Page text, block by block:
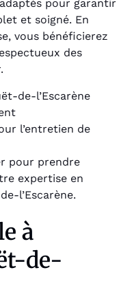
pour garantir
et soigné. En
vous bénéficierez
des
de-l’Escarène
l’entretien de
pour prendre
expertise en
l’Escarène.
à
de-